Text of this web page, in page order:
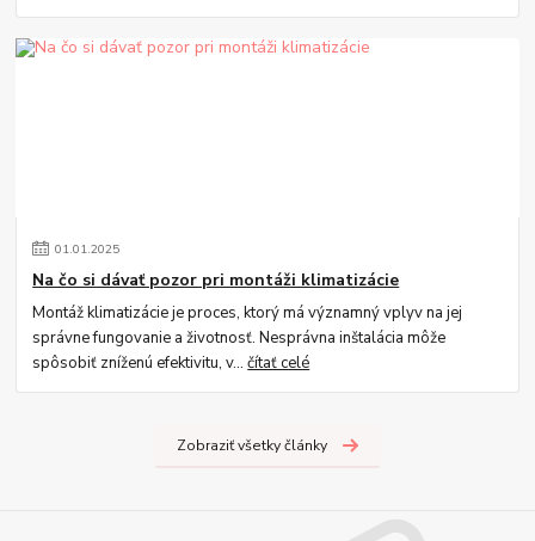
01.01.2025
Na čo si dávať pozor pri montáži klimatizácie
Montáž klimatizácie je proces, ktorý má významný vplyv na jej
správne fungovanie a životnosť. Nesprávna inštalácia môže
spôsobiť zníženú efektivitu, v...čítať celé
Zobraziť všetky články